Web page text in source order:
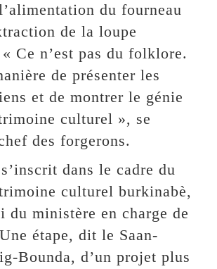
du fourneau
de la loupe
Ce n’est pas du folklore.
de présenter les
et de montrer le génie
culturel », se
des forgerons.
dans le cadre du
culturel burkinabè,
du ministère en charge de
étape, dit le Saan-
Bounda, d’un projet plus